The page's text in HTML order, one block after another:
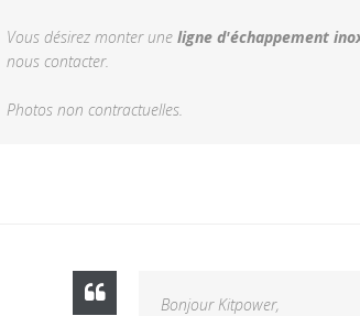
Vous désirez monter une ligne d'échappement
nous contacter.
Photos non contractuelles.
Bonjour Kitpower,